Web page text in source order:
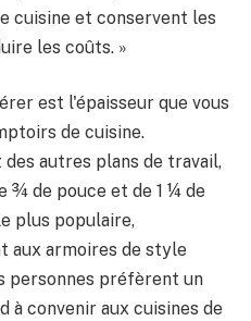
cuisine et conservent les
les coûts. »
est l'épaisseur que vous
de cuisine.
autres plans de travail,
¾ de pouce et de 1 ¼ de
plus populaire,
aux armoires de style
personnes préfèrent un
à convenir aux cuisines de